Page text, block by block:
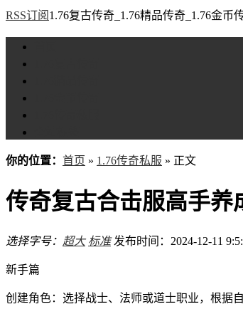
RSS订阅 1.76复古传奇_1.76精品传奇_1.76金币
你的位置： 首页 » 1.76传奇私服 » 正文
传奇复古合击服高手
选择字号： 超大 标准 发布时间：2024-12-11
新手篇
创建角色：选择战士、法师或道士职业，根据